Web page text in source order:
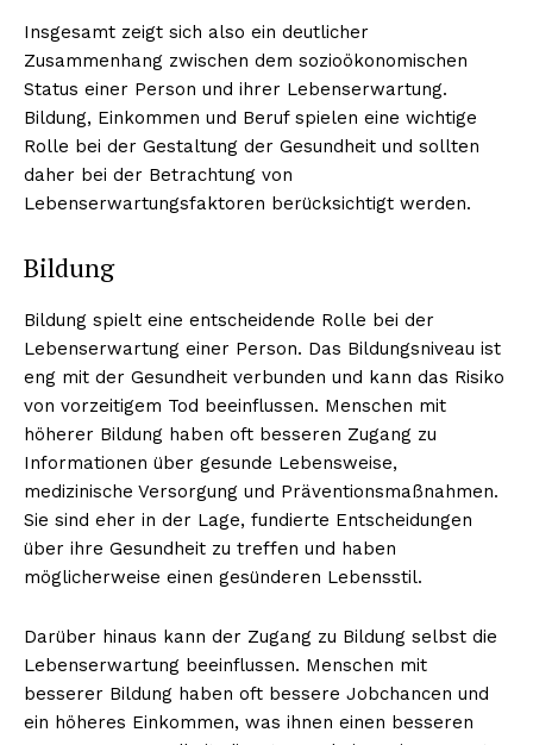
Erhalte unseren
kostenlosen Newsletter
Insgesamt zeigt sich also ein deutlicher
Zusammenhang zwischen dem sozioökonomischen
Status einer Person und ihrer Lebenserwartung.
Bildung, Einkommen und Beruf spielen eine wichtige
Rolle bei der Gestaltung der Gesundheit und sollten
daher bei der Betrachtung von
Lebenserwartungsfaktoren berücksichtigt werden.
Bildung
Bildung spielt eine entscheidende Rolle bei der
Lebenserwartung einer Person. Das Bildungsniveau ist
eng mit der Gesundheit verbunden und kann das Risiko
von vorzeitigem Tod beeinflussen. Menschen mit
höherer Bildung haben oft besseren Zugang zu
Informationen über gesunde Lebensweise,
medizinische Versorgung und Präventionsmaßnahmen.
Sie sind eher in der Lage, fundierte Entscheidungen
über ihre Gesundheit zu treffen und haben
möglicherweise einen gesünderen Lebensstil.
Darüber hinaus kann der Zugang zu Bildung selbst die
Lebenserwartung beeinflussen. Menschen mit
besserer Bildung haben oft bessere Jobchancen und
ein höheres Einkommen, was ihnen einen besseren